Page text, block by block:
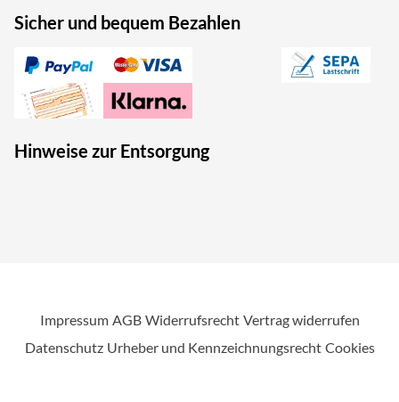
Sicher und bequem Bezahlen
Hinweise zur Entsorgung
Impressum AGB Widerrufsrecht Vertrag widerrufen
Datenschutz Urheber und Kennzeichnungsrecht Cookies